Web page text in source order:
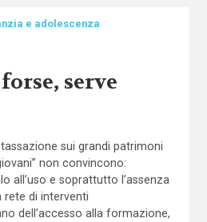
e adolescenza
serve
sui grandi patrimoni
non convincono:
all’uso e soprattutto l’assenza
rete di interventi
dell’accesso alla formazione,